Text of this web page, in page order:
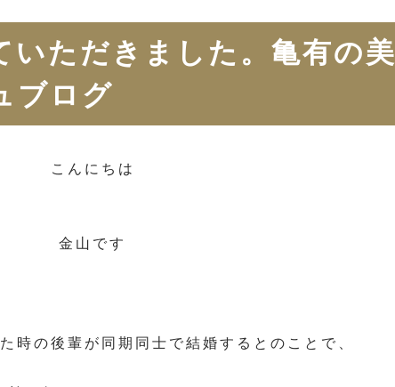
いただきました。亀有の美
ブログ
こんにちは
金山です
時の後輩が同期同士で結婚するとのことで、